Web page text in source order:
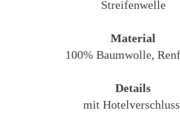
Streifenwelle
Material
100% Baumwolle,
Details
mit